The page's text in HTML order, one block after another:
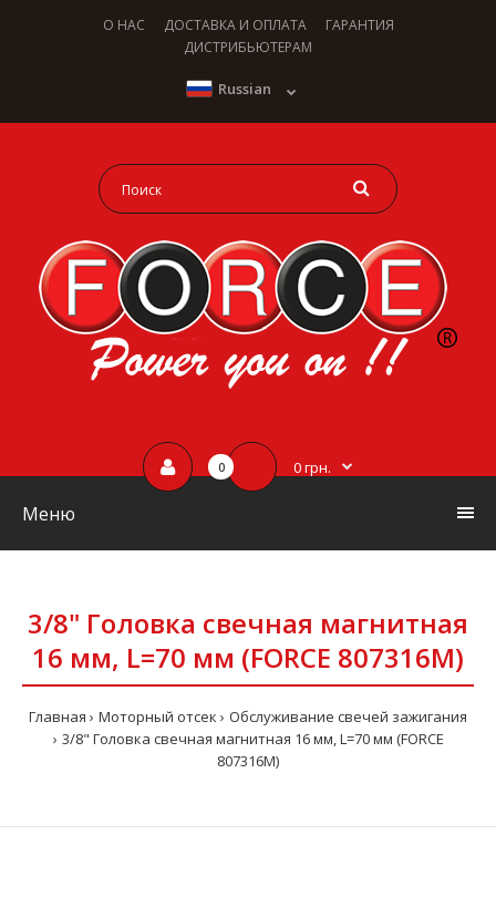
О НАС ДОСТАВКА И ОПЛАТА
ГАРАНТИЯ
ДИСТРИБЬЮТЕРАМ
Russian
0 0 грн.
Меню
3/8" Головка свечная магнитная
16 мм, L=70 мм (FORCE 807316M)
Главная Моторный отсек
Обслуживание свечей зажигания
3/8" Головка свечная магнитная 16 мм, L=70 мм (FORCE
807316M)